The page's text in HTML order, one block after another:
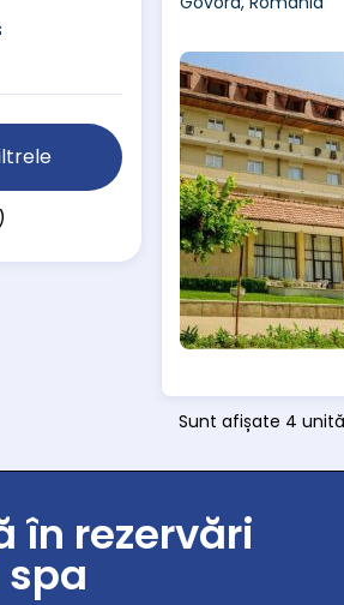
Sunt afișate 4
în rezervări